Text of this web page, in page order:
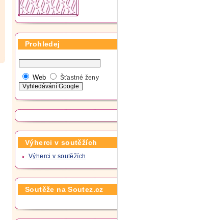
Prohledej
Web Šťastné ženy
Výherci v soutěžích
Výherci v soutěžích
Soutěže na Soutez.cz